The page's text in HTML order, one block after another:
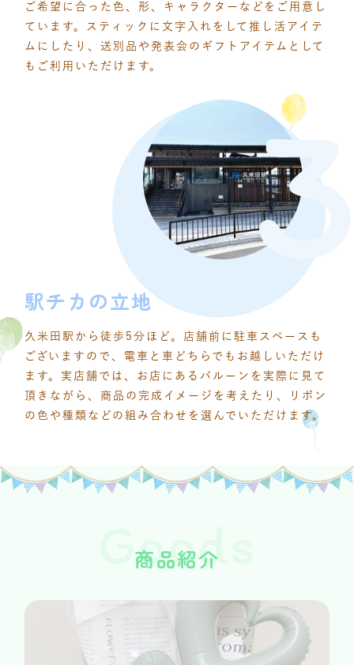
ご希望に合った色、形、キャラクターなどをご用意し
ています。スティックに文字入れをして推し活アイテ
ムにしたり、送別品や発表会のギフトアイテムとして
もご利用いただけます。
駅チカの立地
久米田駅から徒歩5分ほど。店舗前に駐車スペースも
ございますので、電車と車どちらでもお越しいただけ
ます。実店舗では、お店にあるバルーンを実際に見て
頂きながら、商品の完成イメージを考えたり、リボン
の色や種類などの組み合わせを選んでいただけます。
Goods
商品紹介